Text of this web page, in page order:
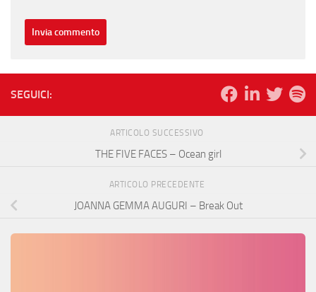
SEGUICI:
ARTICOLO SUCCESSIVO
THE FIVE FACES – Ocean girl
ARTICOLO PRECEDENTE
JOANNA GEMMA AUGURI – Break Out